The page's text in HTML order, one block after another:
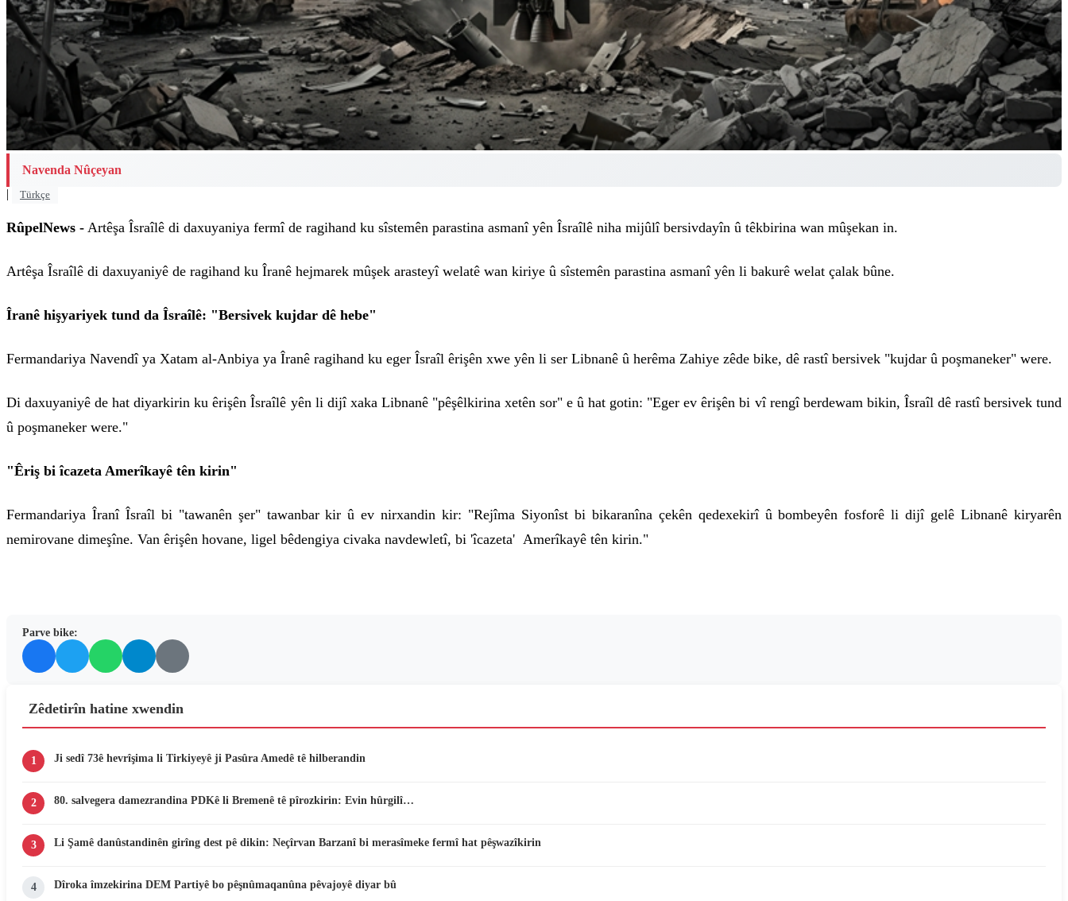
Navenda Nûçeyan
|
Türkçe
RûpelNews - Artêşa Îsraîlê di daxuyaniya fermî de ragihand ku sîstemên parastina asmanî yên Îsraîlê niha mijûlî bersivdayîn û têkbirina wan mûşekan in.
Artêşa Îsraîlê di daxuyaniyê de ragihand ku Îranê hejmarek mûşek arasteyî welatê wan kiriye û sîstemên parastina asmanî yên li bakurê welat çalak bûne.
Îranê hişyariyek tund da Îsraîlê: "Bersivek kujdar dê hebe"
Fermandariya Navendî ya Xatam al-Anbiya ya Îranê ragihand ku eger Îsraîl êrişên xwe yên li ser Libnanê û herêma Zahiye zêde bike, dê rastî bersivek "kujdar û poşmaneker" were.
Di daxuyaniyê de hat diyarkirin ku êrişên Îsraîlê yên li dijî xaka Libnanê "pêşêlkirina xetên sor" e û hat gotin: "Eger ev êrişên bi vî rengî berdewam bikin, Îsraîl dê rastî bersivek tund
û poşmaneker were."
"Êriş bi îcazeta Amerîkayê tên kirin"
Fermandariya Îranî Îsraîl bi "tawanên şer" tawanbar kir û ev nirxandin kir: "Rejîma Siyonîst bi bikaranîna çekên qedexekirî û bombeyên fosforê li dijî gelê Libnanê kiryarên
nemirovane dimeşîne. Van êrişên hovane, ligel bêdengiya civaka navdewletî, bi 'îcazeta' Amerîkayê tên kirin."
Parve bike:
Zêdetirîn hatine xwendin
1 Ji sedî 73ê hevrîşima li Tirkiyeyê ji Pasûra Amedê tê hilberandin
2 80. salvegera damezrandina PDKê li Bremenê tê pîrozkirin: Evin hûrgilî…
3 Li Şamê danûstandinên girîng dest pê dikin: Neçîrvan Barzanî bi merasîmeke fermî hat pêşwazîkirin
4 Dîroka îmzekirina DEM Partiyê bo pêşnûmaqanûna pêvajoyê diyar bû